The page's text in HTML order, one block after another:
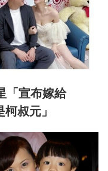
「宣布嫁給
叔元」